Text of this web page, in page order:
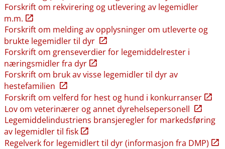
Forskrift om rekvirering og utlevering av legemidler
m.m.
Forskrift om melding av opplysninger om utleverte og
brukte legemidler til dyr
Forskrift om grenseverdier for legemiddelrester i
næringsmidler fra dyr
Forskrift om bruk av visse legemidler til dyr av
hestefamilien
Forskrift om velferd for hest og hund i konkurranser
Lov om veterinærer og annet dyrehelsepersonell
Legemiddelindustriens bransjeregler for markedsføring
av legemidler til fisk
Regelverk for legemidlert til dyr (informasjon fra DMP)